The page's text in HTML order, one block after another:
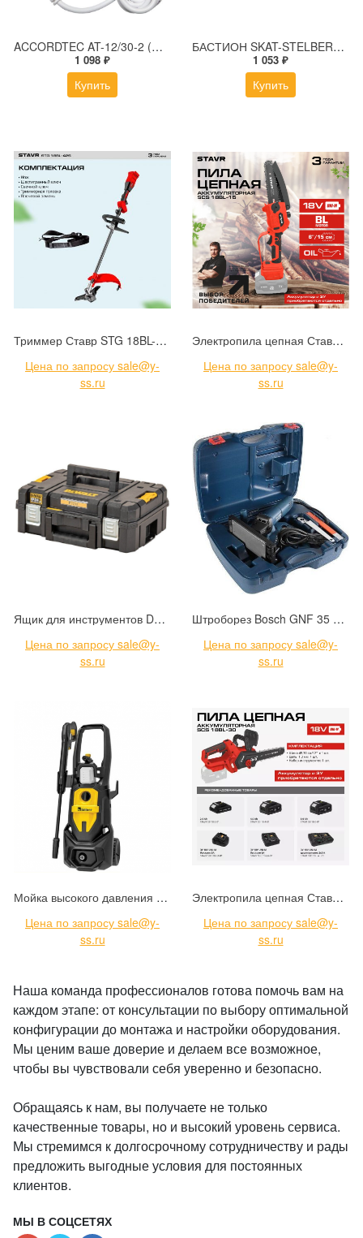
ACCORDTEC AT-12/30-2 (White) Источник стабилизированного питания
1 098 ₽
Купить
БАСТИОН SKAT-STELBERRY 12/0,2 DIN источник питания для аудио
1 053 ₽
Купить
Триммер Ставр STG 18BL-42S (9060200036)
Цена по запросу sale@y-
ss.ru
Электропила цепная Ставр SCS 18BL-15 (9060100030)
Цена по запросу sale@y-
ss.ru
Ящик для инструментов DeWalt TSTAK (DWST83345-1)
Цена по запросу sale@y-
ss.ru
Штроборез Bosch GNF 35 CA Professional (0.601.621.708)
Цена по запросу sale@y-
ss.ru
Мойка высокого давления Kolner K160 (8140100106)
Цена по запросу sale@y-
ss.ru
Электропила цепная Ставр SCS 18BL-30 (9060100020)
Цена по запросу sale@y-
ss.ru
Наша команда профессионалов готова помочь вам на
каждом этапе: от консультации по выбору оптимальной
конфигурации до монтажа и настройки оборудования.
Мы ценим ваше доверие и делаем все возможное,
чтобы вы чувствовали себя уверенно и безопасно.
Обращаясь к нам, вы получаете не только
качественные товары, но и высокий уровень сервиса.
Мы стремимся к долгосрочному сотрудничеству и рады
предложить выгодные условия для постоянных
клиентов.
МЫ В СОЦСЕТЯХ